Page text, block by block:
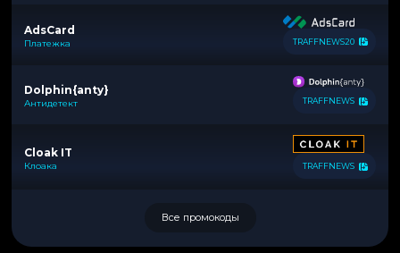
AdsCard
Платежка TRAFFNEWS20
Dolphin{anty}
Антидетект TRAFFNEWS
Cloak IT
Клоака TRAFFNEWS
Все промокоды